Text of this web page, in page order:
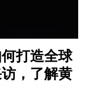
打造全球
，了解黄